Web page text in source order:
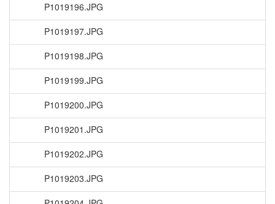
P1019196.JPG
P1019197.JPG
P1019198.JPG
P1019199.JPG
P1019200.JPG
P1019201.JPG
P1019202.JPG
P1019203.JPG